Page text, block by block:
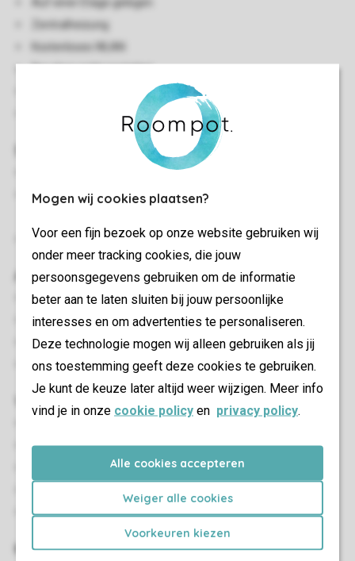
Mogen wij cookies plaatsen?
Voor een fijn bezoek op onze website gebruiken wij
onder meer tracking cookies, die jouw
persoonsgegevens gebruiken om de informatie
beter aan te laten sluiten bij jouw persoonlijke
interesses en om advertenties te personaliseren.
Deze technologie mogen wij alleen gebruiken als jij
ons toestemming geeft deze cookies te gebruiken.
Je kunt de keuze later altijd weer wijzigen. Meer info
vind je in onze cookie policy en privacy policy.
Alle cookies accepteren
Weiger alle cookies
Voorkeuren kiezen
Zentralheizung
Kostenloses WLAN
In einigen Unterkünften sind Haustiere gestattet
Schlafzimmer mit zwei Boxspring-Einzelbetten
Schlafzimmer mit zwei Boxspring-Einzelbetten und
Betten mit Bettdecke und Kopfkissen
Außen
Terrasse
Teilweise verstellbare Gartenmöbel
Sonnenschirm
Stellplatz für ein Auto an der Unterkunft
Wohn-/Esszimmer
Essecke
Spielesammlung
Kinder-Einrichtungen